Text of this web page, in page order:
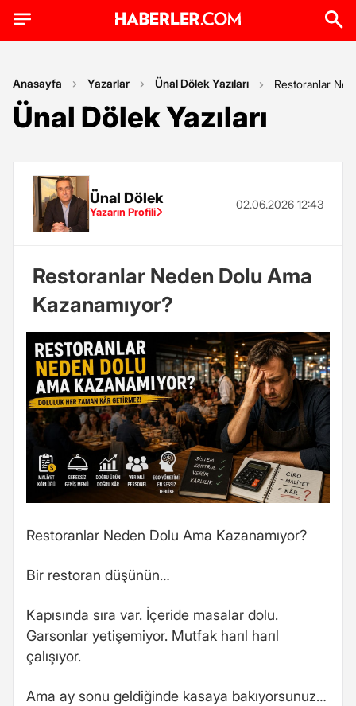
Anasayfa Yazarlar Ünal Dölek Yazıları Restoranlar
Ünal Dölek Yazıları
Ünal Dölek
Yazarın Profili
02.06.2026 12:43
Restoranlar Neden Dolu Ama
Kazanamıyor?
Restoranlar Neden Dolu Ama Kazanamıyor?
Bir restoran düşünün…
Kapısında sıra var. İçeride masalar dolu.
Garsonlar yetişemiyor. Mutfak harıl harıl
çalışıyor.
Ama ay sonu geldiğinde kasaya bakıyorsunuz…